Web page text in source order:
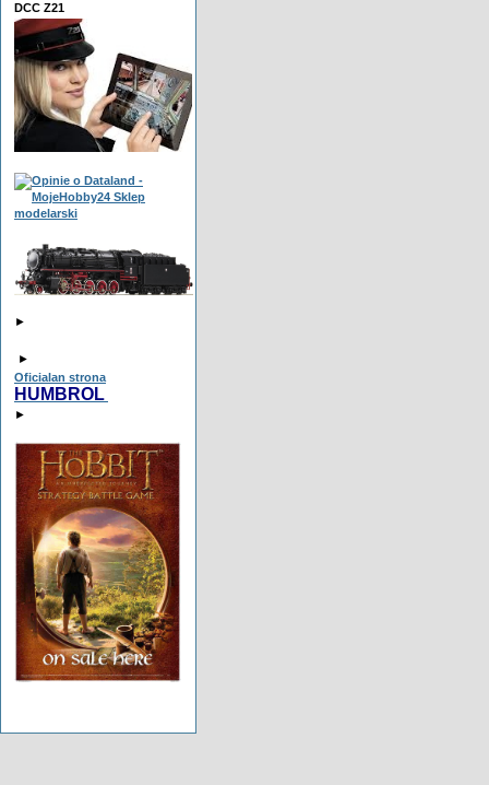
DCC Z21
►
►
Oficialan strona
HUMBROL
►